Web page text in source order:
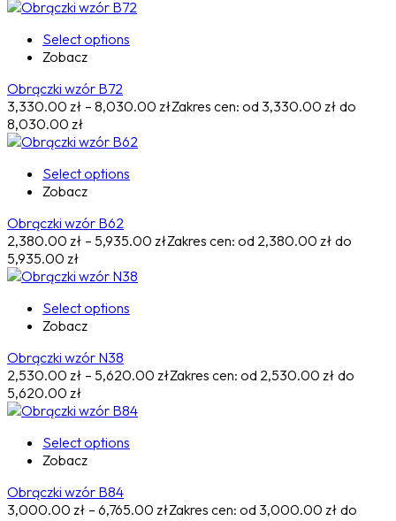
Select options
Zobacz
Obrączki wzór B72
3,330.00 zł – 8,030.00 złZakres cen: od 3,330.00 zł do
8,030.00 zł
Select options
Zobacz
Obrączki wzór B62
2,380.00 zł – 5,935.00 złZakres cen: od 2,380.00 zł do
5,935.00 zł
Select options
Zobacz
Obrączki wzór N38
2,530.00 zł – 5,620.00 złZakres cen: od 2,530.00 zł do
5,620.00 zł
Select options
Zobacz
Obrączki wzór B84
3,000.00 zł – 6,765.00 złZakres cen: od 3,000.00 zł do